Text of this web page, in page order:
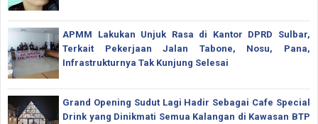
APMM Lakukan Unjuk Rasa di Kantor DPRD Sulbar,
Terkait Pekerjaan Jalan Tabone, Nosu, Pana,
Infrastrukturnya Tak Kunjung Selesai
Grand Opening Sudut Lagi Hadir Sebagai Cafe Special
Drink yang Dinikmati Semua Kalangan di Kawasan BTP